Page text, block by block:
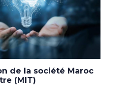
de la société Maroc
(MIT)